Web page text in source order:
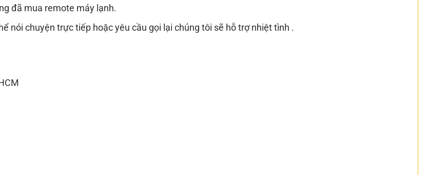
đã mua remote máy lạnh.
nói chuyện trực tiếp hoặc yêu cầu gọi lại chúng tôi sẽ hỗ trợ nhiệt tình .